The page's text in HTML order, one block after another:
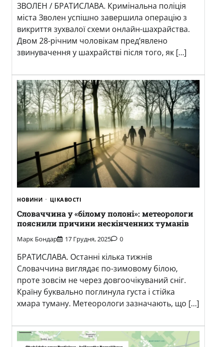
ЗВОЛЕН / БРАТИСЛАВА. Кримінальна поліція
міста Зволен успішно завершила операцію з
викриття зухвалої схеми онлайн-шахрайства.
Двом 28-річним чоловікам пред’явлено
звинувачення у шахрайстві після того, як […]
НОВИНИ ЦІКАВОСТІ
Словаччина у «білому полоні»: метеорологи
пояснили причини нескінченних туманів
Марк Бондар 17 Грудня, 2025 0
БРАТИСЛАВА. Останні кілька тижнів
Словаччина виглядає по-зимовому білою,
проте зовсім не через довгоочікуваний сніг.
Країну буквально поглинула густа і стійка
хмара туману. Метеорологи зазначають, що […]